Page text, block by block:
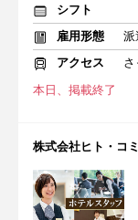
シフト
雇用形態
派
アクセス
さ
本日、掲載終了
株式会社ヒト・コ